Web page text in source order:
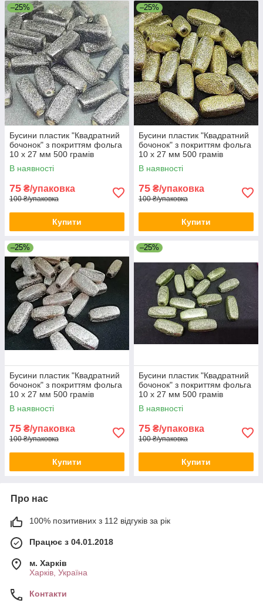
–25%
Бусини пластик "Квадратний
бочонок" з покриттям фольга
10 х 27 мм 500 грамів
В наявності
75 ₴/упаковка
100 ₴/упаковка
Купити
–25%
Бусини пластик "Квадратний
бочонок" з покриттям фольга
10 х 27 мм 500 грамів
В наявності
75 ₴/упаковка
100 ₴/упаковка
Купити
–25%
Бусини пластик "Квадратний
бочонок" з покриттям фольга
10 х 27 мм 500 грамів
В наявності
75 ₴/упаковка
100 ₴/упаковка
Купити
–25%
Бусини пластик "Квадратний
бочонок" з покриттям фольга
10 х 27 мм 500 грамів
В наявності
75 ₴/упаковка
100 ₴/упаковка
Купити
Про нас
100% позитивних з 112 відгуків за рік
Працює з 04.01.2018
м. Харків
Харків, Україна
Контакти